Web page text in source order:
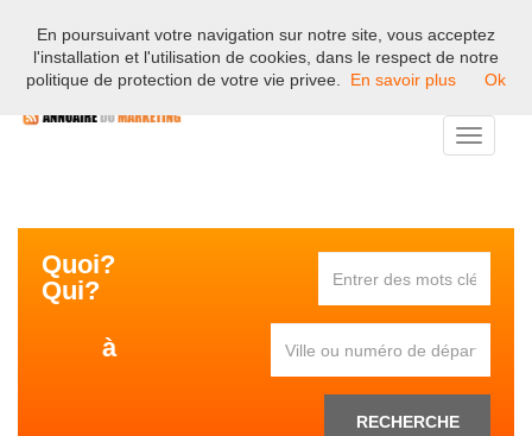
Bienvenue sur l'annuaire professionnel du marketing et de la
communication en France.
Toggle
Quoi?
Qui?
à
RECHERCHE
En poursuivant votre navigation sur notre site, vous acceptez
l'installation et l'utilisation de cookies, dans le respect de notre
politique de protection de votre vie privee.
En savoir plus Ok